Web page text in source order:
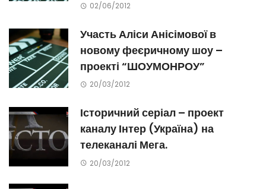
02/06/2012
Участь Аліси Анісімової в
новому феєричному шоу –
проекті “ШОУМОНРОУ”
20/03/2012
Історичний серіал – проект
каналу Інтер (Україна) на
телеканалі Мега.
20/03/2012